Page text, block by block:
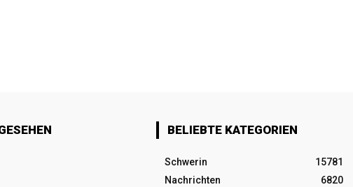
BELIEBTE KATEGORIEN
Schwerin
15781
Nachrichten
6820